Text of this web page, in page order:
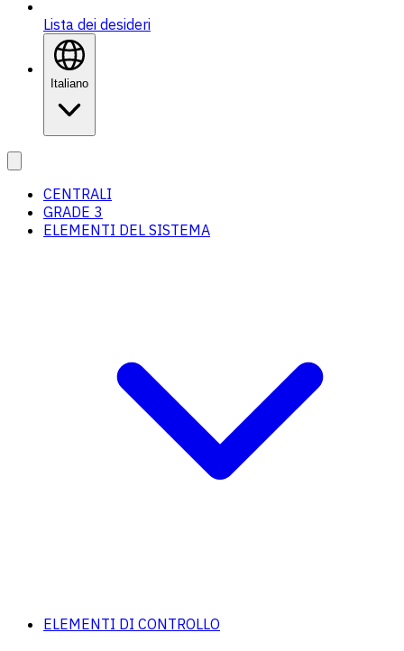
Lista dei desideri
Italiano
CENTRALI
GRADE 3
ELEMENTI DEL SISTEMA
ELEMENTI DI CONTROLLO